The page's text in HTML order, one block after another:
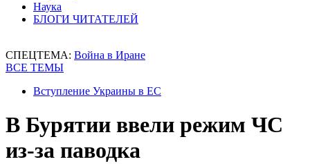
Наука
БЛОГИ ЧИТАТЕЛЕЙ
СПЕЦТЕМА: Война в Иране
ВСЕ ТЕМЫ
Вступление Украины в ЕС
В Бурятии ввели режим ЧС
из-за паводка